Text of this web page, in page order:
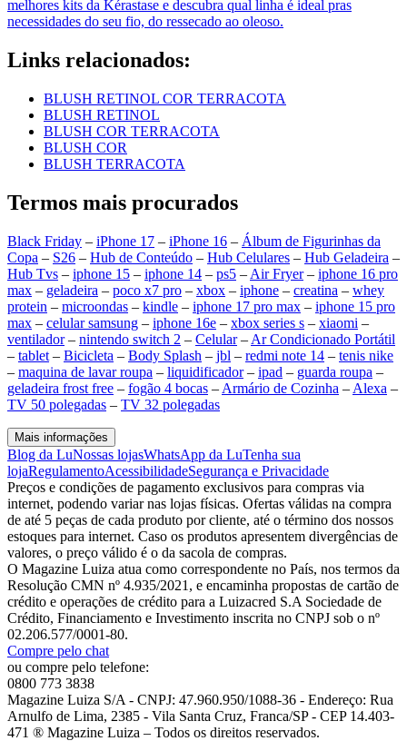
melhores kits da Kérastase e descubra qual linha é ideal pras
necessidades do seu fio, do ressecado ao oleoso.
Links relacionados:
BLUSH RETINOL COR TERRACOTA
BLUSH RETINOL
BLUSH COR TERRACOTA
BLUSH COR
BLUSH TERRACOTA
Termos mais procurados
Black Friday – iPhone 17 – iPhone 16 – Álbum de Figurinhas da
Copa – S26 – Hub de Conteúdo – Hub Celulares – Hub Geladeira –
Hub Tvs – iphone 15 – iphone 14 – ps5 – Air Fryer– iphone 16 pro
max – geladeira – poco x7 pro – xbox – iphone – creatina – whey
protein – microondas – kindle – iphone 17 pro max – iphone 15 pro
max – celular samsung – iphone 16e – xbox series s – xiaomi –
ventilador– nintendo switch 2 – Celular– Ar Condicionado Portátil
– tablet – Bicicleta – Body Splash – jbl – redmi note 14 – tenis nike
– maquina de lavar roupa – liquidificador– ipad – guarda roupa –
geladeira frost free – fogão 4 bocas – Armário de Cozinha – Alexa –
TV 50 polegadas – TV 32 polegadas
Mais informações
Blog da LuNossas lojasWhatsApp da LuTenha sua
lojaRegulamentoAcessibilidadeSegurança e Privacidade
Preços e condições de pagamento exclusivos para compras via
internet, podendo variar nas lojas físicas. Ofertas válidas na compra
de até 5 peças de cada produto por cliente, até o término dos nossos
estoques para internet. Caso os produtos apresentem divergências de
valores, o preço válido é o da sacola de compras.
O Magazine Luiza atua como correspondente no País, nos termos da
Resolução CMN nº 4.935/2021, e encaminha propostas de cartão de
crédito e operações de crédito para a Luizacred S.A Sociedade de
Crédito, Financiamento e Investimento inscrita no CNPJ sob o nº
02.206.577/0001-80.
Compre pelo chat
ou compre pelo telefone:
0800 773 3838
Magazine Luiza S/A - CNPJ: 47.960.950/1088-36 - Endereço: Rua
Arnulfo de Lima, 2385 - Vila Santa Cruz, Franca/SP - CEP 14.403-
471 ® Magazine Luiza – Todos os direitos reservados.